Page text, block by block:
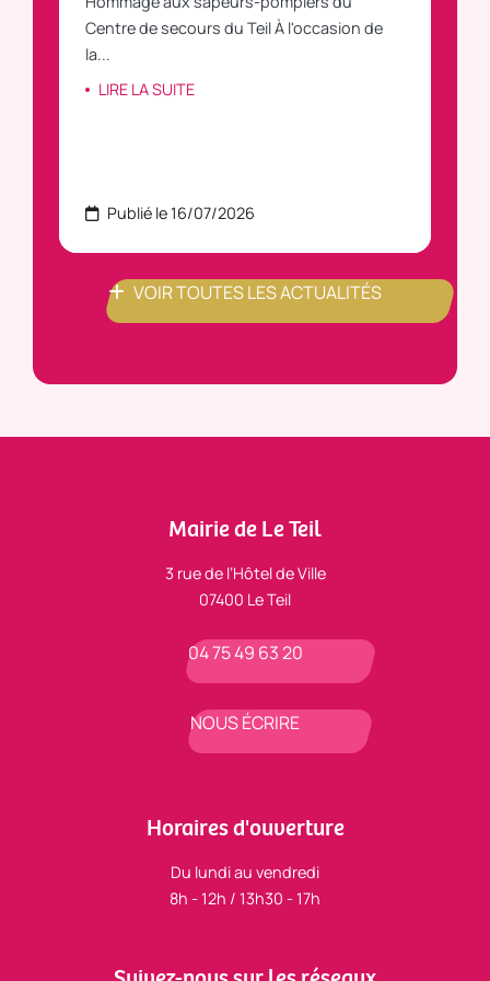
Centre de secours du Teil À l'occasion de
la...
LIRE LA SUITE
Publié le 16/07/2026
VOIR TOUTES LES ACTUALITÉS
Mairie de Le Teil
3 rue de l’Hôtel de Ville
07400 Le Teil
04 75 49 63 20
NOUS ÉCRIRE
Horaires d'ouverture
Du lundi au vendredi
8h - 12h / 13h30 - 17h